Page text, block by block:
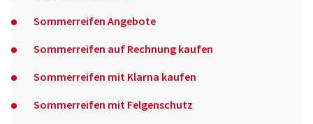
Sommerreifen Angebote
Sommerreifen auf Rechnung kaufen
Sommerreifen mit Klarna kaufen
Sommerreifen mit Felgenschutz